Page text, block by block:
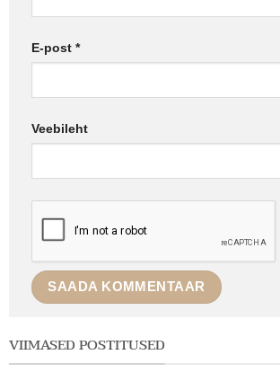
E-post *
Veebileht
VIIMASED POSTITUSED